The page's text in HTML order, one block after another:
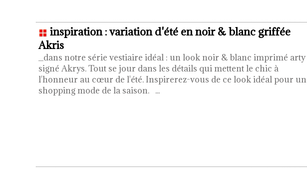
inspiration : variation d'été en noir & blanc griffée
Akris
_dans notre série vestiaire idéal : un look noir & blanc imprimé arty
signé Akrys. Tout se jour dans les détails qui mettent le chic à
l'honneur au cœur de l'été. Inspirerez-vous de ce look idéal pour un
shopping mode de la saison. ...